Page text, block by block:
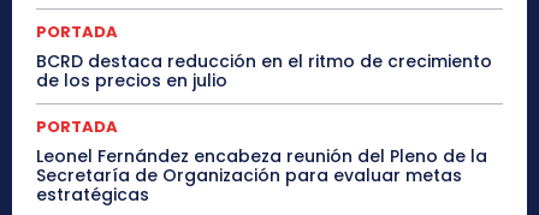
PORTADA
BCRD destaca reducción en el ritmo de crecimiento
de los precios en julio
PORTADA
Leonel Fernández encabeza reunión del Pleno de la
Secretaría de Organización para evaluar metas
estratégicas